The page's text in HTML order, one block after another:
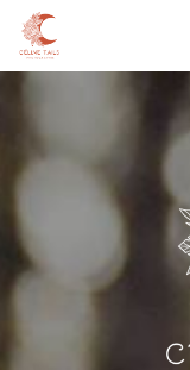
Aller
contenu